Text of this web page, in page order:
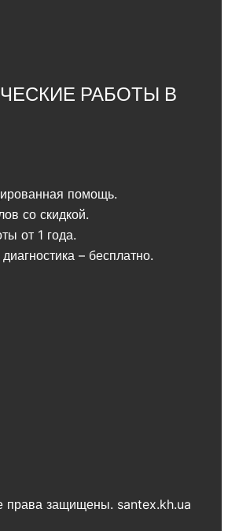
РАБОТЫ В
помощь.
со скидкой.
от 1 года.
– бесплатно.
защищены. santex.kh.ua